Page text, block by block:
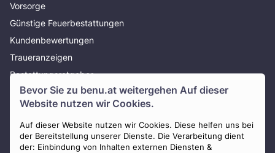
Bevor Sie zu benu.at weitergehen Auf dieser
Website nutzen wir Cookies.
Auf dieser Website nutzen wir Cookies. Diese helfen uns bei
der Bereitstellung unserer Dienste. Die Verarbeitung dient
der: Einbindung von Inhalten externen Diensten &
Vorsorge
Günstige Feuerbestattungen
Kundenbewertungen
Traueranzeigen
Bestattungsratgeber
Über uns
Presse
AGB
Impressum